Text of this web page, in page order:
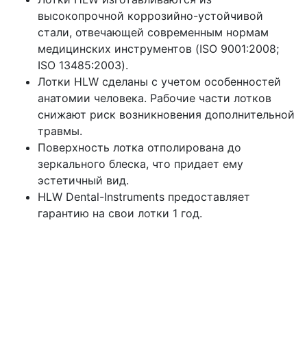
высокопрочной коррозийно-устойчивой
стали, отвечающей современным нормам
медицинских инструментов (ISO 9001:2008;
ISO 13485:2003).
Лотки HLW сделаны с учетом особенностей
анатомии человека. Рабочие части лотков
снижают риск возникновения дополнительной
травмы.
Поверхность лотка отполирована до
зеркального блеска, что придает ему
эстетичный вид.
HLW Dental-Instruments предоставляет
гарантию на свои лотки 1 год.